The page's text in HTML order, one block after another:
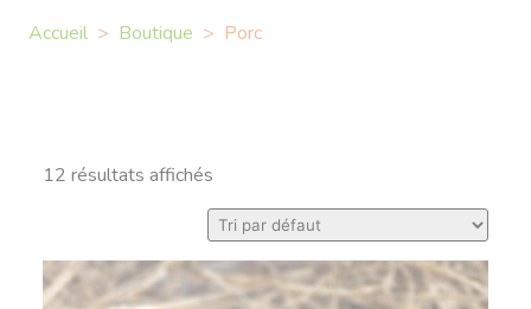
Accueil > Boutique > Porc
12 résultats affichés